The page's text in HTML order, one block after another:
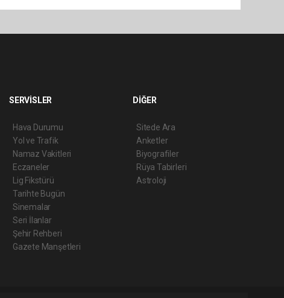
SERVİSLER
Hava Durumu
Yol ve Trafik
Namaz Vakitleri
Eczaneler
Lig Fikstürü
Tarihte Bugün
Sinemalar
Seri İlanlar
Şehir Rehberi
Gazete Manşetleri
DİĞER
Sitede Ara
Anketler
Biyografiler
Rüya Tabirleri
Astroloji